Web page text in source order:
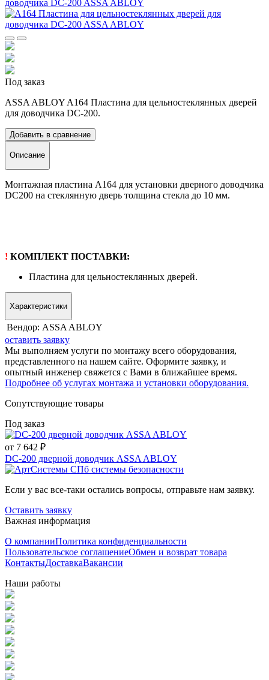
Под заказ
ASSA ABLOY A164 Пластина для цельностеклянных дверей
для доводчика DC-200.
Добавить в сравнение
Описание
Монтажная пластина A164 для установки дверного доводчика
DC200 на стеклянную дверь толщина стекла до 10 мм.
! КОМПЛЕКТ ПОСТАВКИ:
Пластина для цельностеклянных дверей.
Характеристики
Вендор: ASSA ABLOY
оставить заявку
Мы выполняем услуги по монтажу всего оборудования,
представленного на нашем сайте. Оформите заявку, и
опытный инженер свяжется с Вами в ближайшее время.
Подробнее об услугах монтажа и установки оборудования.
Сопутствующие товары
Под заказ
от 7 642 ₽
DC-200 дверной доводчик ASSA ABLOY
Если у вас все-таки остались вопросы, отправьте нам заявку.
Оставить заявку
Важная информация
О компанииПолитика конфиденциальности
Пользовательское соглашениеОбмен и возврат товара
КонтактыДоставкаВакансии
Наши работы